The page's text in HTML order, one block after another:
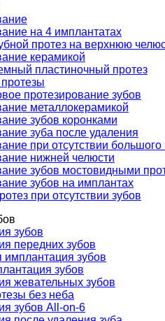
на 4 имплантатах
протез на верхнюю
керамикой
пластиночный протез
протезирование зубов
металлокерамикой
зубов коронками
зуба после удаления
при отсутствии большого
нижней челюсти
зубов мостовидными
зубов на имплантах
при отсутствии зубов
зубов
передних зубов
имплантация зубов
зубов
жевательных зубов
без неба
зубов All-on-6